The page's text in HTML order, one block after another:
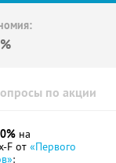
%
по акции
на
F от «Первого
: